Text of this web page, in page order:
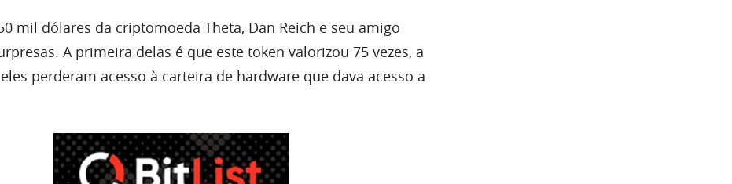
mil dólares da criptomoeda Theta, Dan Reich e seu amigo
A primeira delas é que este token valorizou 75 vezes, a
perderam acesso à carteira de hardware que dava acesso a